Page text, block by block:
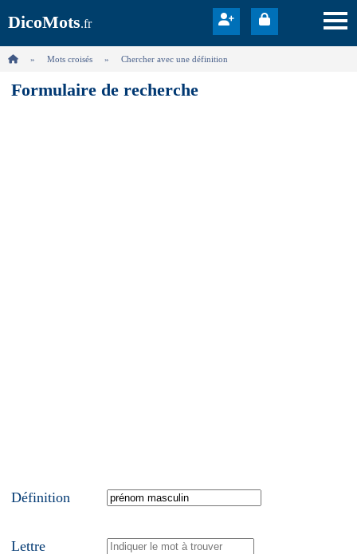
DicoMots.fr
Mots croisés Chercher avec une définition
Formulaire de recherche
Définition
Lettre